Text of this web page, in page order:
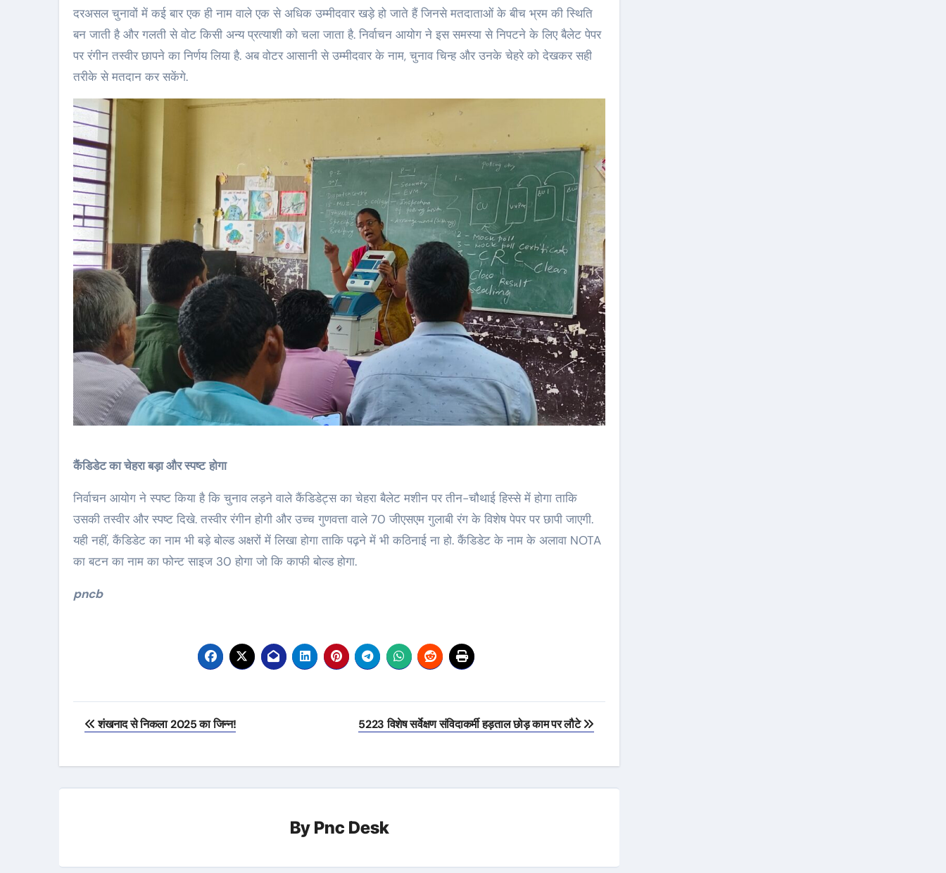
दरअसल चुनावों में कई बार एक ही नाम वाले एक से अधिक उम्मीदवार खड़े हो जाते हैं जिनसे मतदाताओं के बीच भ्रम की स्थिति
बन जाती है और गलती से वोट किसी अन्य प्रत्याशी को चला जाता है. निर्वाचन आयोग ने इस समस्या से निपटने के लिए बैलेट पेपर
पर रंगीन तस्वीर छापने का निर्णय लिया है. अब वोटर आसानी से उम्मीदवार के नाम, चुनाव चिन्ह और उनके चेहरे को देखकर सही
तरीके से मतदान कर सकेंगे.
कैंडिडेट का चेहरा बड़ा और स्पष्ट होगा
निर्वाचन आयोग ने स्पष्ट किया है कि चुनाव लड़ने वाले कैंडिडेट्स का चेहरा बैलेट मशीन पर तीन-चौथाई हिस्से में होगा ताकि
उसकी तस्वीर और स्पष्ट दिखे. तस्वीर रंगीन होगी और उच्च गुणवत्ता वाले 70 जीएसएम गुलाबी रंग के विशेष पेपर पर छापी जाएगी.
यही नहीं, कैंडिडेट का नाम भी बड़े बोल्ड अक्षरों में लिखा होगा ताकि पढ़ने में भी कठिनाई ना हो. कैंडिडेट के नाम के अलावा NOTA
का बटन का नाम का फोन्ट साइज 30 होगा जो कि काफी बोल्ड होगा.
pncb
Post
शंखनाद से निकला 2025 का जिन्न! 5223 विशेष सर्वेक्षण संविदाकर्मी हड़ताल छोड़ काम पर लौटे
By Pnc Desk